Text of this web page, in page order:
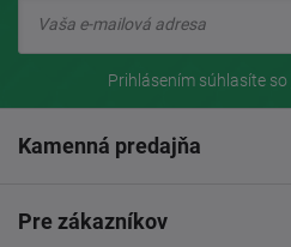
Prihlásením súhlasíte so
Kamenná predajňa
Pre zákazníkov